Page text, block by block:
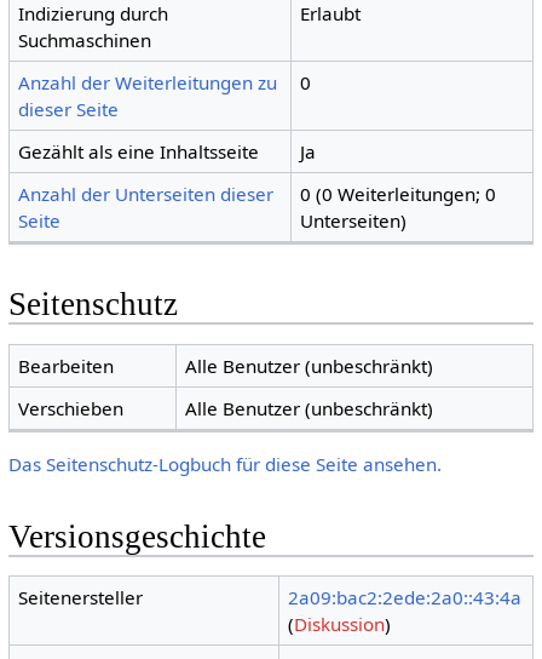
Indizierung durch
Suchmaschinen
Erlaubt
Anzahl der Weiterleitungen zu
dieser Seite
0
Gezählt als eine Inhaltsseite
Ja
Anzahl der Unterseiten dieser
Seite
0 (0 Weiterleitungen; 0
Unterseiten)
Seitenschutz
Bearbeiten
Alle Benutzer (unbeschränkt)
Verschieben
Alle Benutzer (unbeschränkt)
Das Seitenschutz-Logbuch für diese Seite ansehen.
Versionsgeschichte
Seitenersteller
2a09:bac2:2ede:2a0::43:4a
(Diskussion)